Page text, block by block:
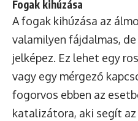
Fogak kihúzása
A fogak kihúzása az
valamilyen fájdalmas,
jelképez. Ez lehet egy
vagy egy mérgező
fogorvos ebben az
katalizátora, aki segít